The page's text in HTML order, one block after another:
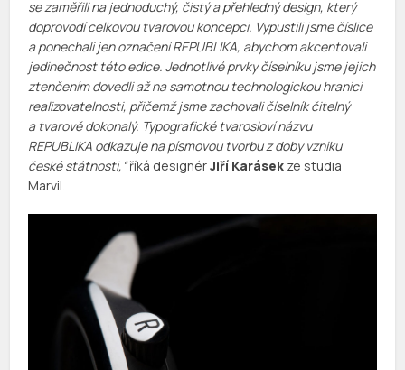
se zaměřili na jednoduchý, čistý a přehledný design, který
doprovodí celkovou tvarovou koncepci. Vypustili jsme číslice
a ponechali jen označení REPUBLIKA, abychom akcentovali
jedinečnost této edice. Jednotlivé prvky číselníku jsme jejich
ztenčením dovedli až na samotnou technologickou hranici
realizovatelnosti, přičemž jsme zachovali číselník čitelný
a tvarově dokonalý. Typografické tvarosloví názvu
REPUBLIKA odkazuje na písmovou tvorbu z doby vzniku
české státnosti,“říká designérJiří Karásek ze studia
Marvil.